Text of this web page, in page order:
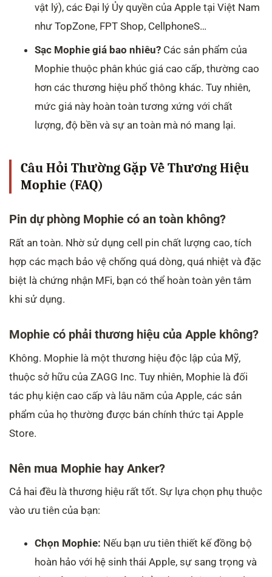
vật lý), các Đại lý Ủy quyền của Apple tại Việt Nam
như TopZone, FPT Shop, CellphoneS…
Sạc Mophie giá bao nhiêu? Các sản phẩm của
Mophie thuộc phân khúc giá cao cấp, thường cao
hơn các thương hiệu phổ thông khác. Tuy nhiên,
mức giá này hoàn toàn tương xứng với chất
lượng, độ bền và sự an toàn mà nó mang lại.
Câu Hỏi Thường Gặp Về Thương Hiệu
Mophie (FAQ)
Pin dự phòng Mophie có an toàn không?
Rất an toàn. Nhờ sử dụng cell pin chất lượng cao, tích
hợp các mạch bảo vệ chống quá dòng, quá nhiệt và đặc
biệt là chứng nhận MFi, bạn có thể hoàn toàn yên tâm
khi sử dụng.
Mophie có phải thương hiệu của Apple không?
Không. Mophie là một thương hiệu độc lập của Mỹ,
thuộc sở hữu của ZAGG Inc. Tuy nhiên, Mophie là đối
tác phụ kiện cao cấp và lâu năm của Apple, các sản
phẩm của họ thường được bán chính thức tại Apple
Store.
Nên mua Mophie hay Anker?
Cả hai đều là thương hiệu rất tốt. Sự lựa chọn phụ thuộc
vào ưu tiên của bạn:
Chọn Mophie: Nếu bạn ưu tiên thiết kế đồng bộ
hoàn hảo với hệ sinh thái Apple, sự sang trọng và